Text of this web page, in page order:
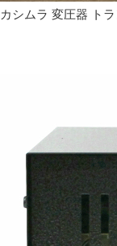
カシムラ 変圧器 ト